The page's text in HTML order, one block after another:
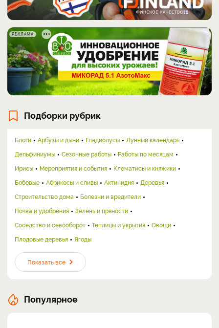
РЕКЛАМА
Подборки рубрик
Блоги Арбузы и дыни Гладиолусы
Лунный календарь
Дельфиниумы
Сезонные работы
Работы по месяцам
Ирисы
Мероприятия и события
Клематисы и княжики
Бобовые
Абрикосы и сливы Актинидия
Деревья
Строительство дома
Болезни и вредители
Почва и удобрения
Зелень и пряности
Соседство и севооборот
Теплицы и укрытия
Овощи
Плодовые деревья
Ягоды
Показать все
Популярное